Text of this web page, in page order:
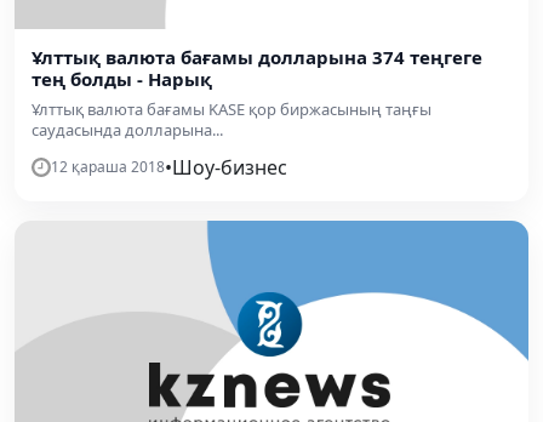
Ұлттық валюта бағамы долларына 374 теңгеге
тең болды - Нарық
Ұлттық валюта бағамы KASE қор биржасының таңғы
саудасында долларына...
12 қараша 2018•Шоу-бизнес